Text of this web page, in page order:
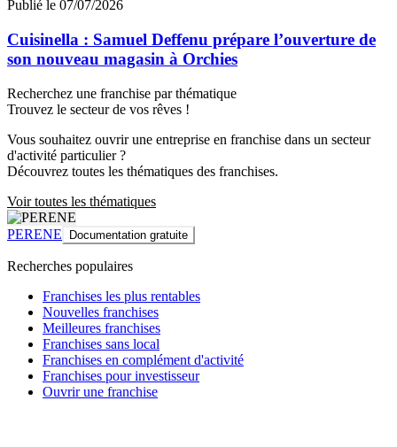
Publié le 07/07/2026
Cuisinella : Samuel Deffenu prépare l’ouverture de
son nouveau magasin à Orchies
Recherchez une franchise par thématique
Trouvez le secteur de vos rêves !
Vous souhaitez ouvrir une entreprise en franchise dans un secteur
d'activité particulier ?
Découvrez toutes les thématiques des franchises.
Voir toutes les thématiques
PERENE Documentation gratuite
Recherches populaires
Franchises les plus rentables
Nouvelles franchises
Meilleures franchises
Franchises sans local
Franchises en complément d'activité
Franchises pour investisseur
Ouvrir une franchise